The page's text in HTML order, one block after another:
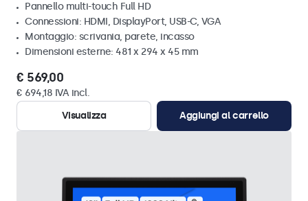
Pannello multi-touch Full HD
Connessioni: HDMI, DisplayPort, USB-C, VGA
Montaggio: scrivania, parete, incasso
Dimensioni esterne: 481 x 294 x 45 mm
€ 569,00
€ 694,18 IVA incl.
Visualizza
Aggiungi al carrello